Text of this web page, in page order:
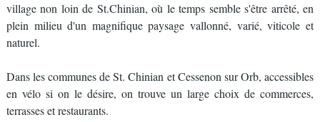
village non loin de St.Chinian, où le temps semble s'être arrêté, en
plein milieu d'un magnifique paysage vallonné, varié, viticole et
naturel.
Dans les communes de St. Chinian et Cessenon sur Orb, accessibles
en vélo si on le désire, on trouve un large choix de commerces,
terrasses et restaurants.